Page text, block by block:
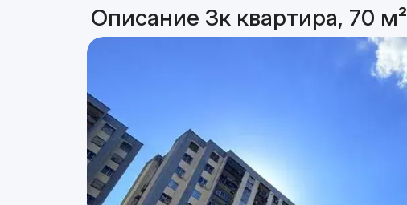
Описание 3к квартира, 70 м²